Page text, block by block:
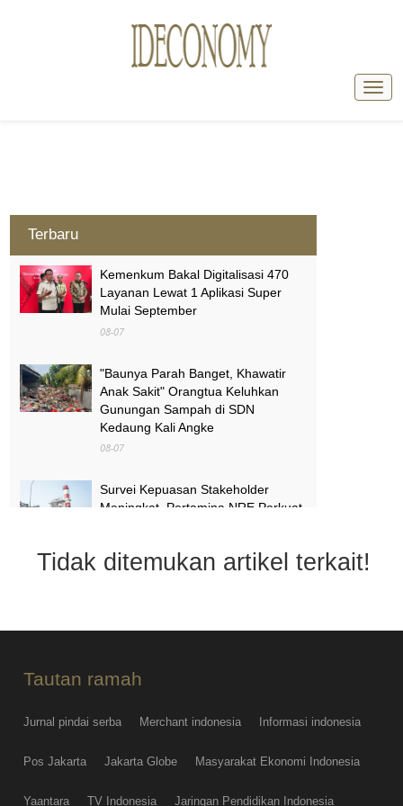
Terbaru
Kemenkum Bakal Digitalisasi 470
Layanan Lewat 1 Aplikasi Super
Mulai September
08-07
"Baunya Parah Banget, Khawatir
Anak Sakit" Orangtua Keluhkan
Gunungan Sampah di SDN
Kedaung Kali Angke
08-07
Survei Kepuasan Stakeholder
Meningkat, Pertamina NRE Perkuat
08-07
Tidak ditemukan artikel terkait!
Tautan ramah
Jurnal pindai serba Merchant indonesia Informasi indonesia
Pos Jakarta Jakarta Globe Masyarakat Ekonomi Indonesia
Yaantara TV Indonesia Jaringan Pendidikan Indonesia